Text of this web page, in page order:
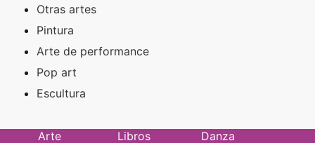
Otras artes
Pintura
Arte de performance
Pop art
Escultura
Arte Libros Danza